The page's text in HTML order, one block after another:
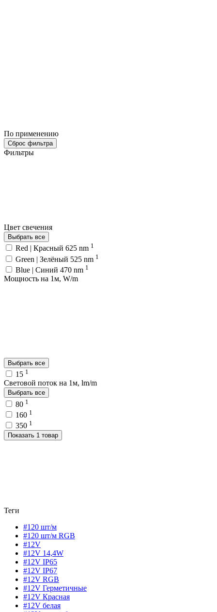
По применению
Сброс фильтра
Фильтры
Цвет свечения
Выбрать все
Red | Красный 625 nm 1
Green | Зелёный 525 nm 1
Blue | Синий 470 nm 1
Мощность на 1м, W/m
Выбрать все
15 1
Световой поток на 1м, lm/m
Выбрать все
80 1
160 1
350 1
Показать 1 товар
Теги
#120 шт/м
#120 шт/м RGB
#12V
#12V 14,4W
#12V IP65
#12V IP67
#12V RGB
#12V Герметичные
#12V Красная
#12V белая